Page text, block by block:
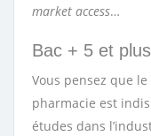
market access…
Bac + 5 et plus
Vous pensez que
pharmacie est
études dans